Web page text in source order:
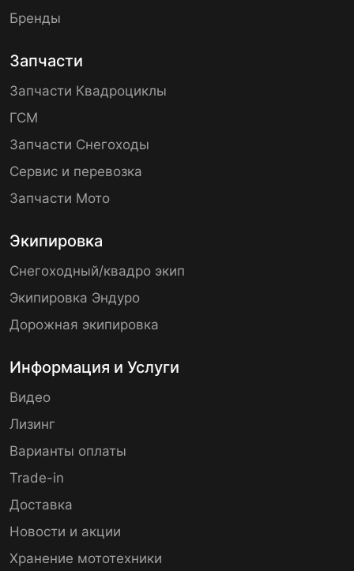
Бренды
Запчасти
Запчасти Квадроциклы
ГСМ
Запчасти Снегоходы
Сервис и перевозка
Запчасти Мото
Экипировка
Снегоходный/квадро экип
Экипировка Эндуро
Дорожная экипировка
Информация и Услуги
Видео
Лизинг
Варианты оплаты
Trade-in
Доставка
Новости и акции
Хранение мототехники